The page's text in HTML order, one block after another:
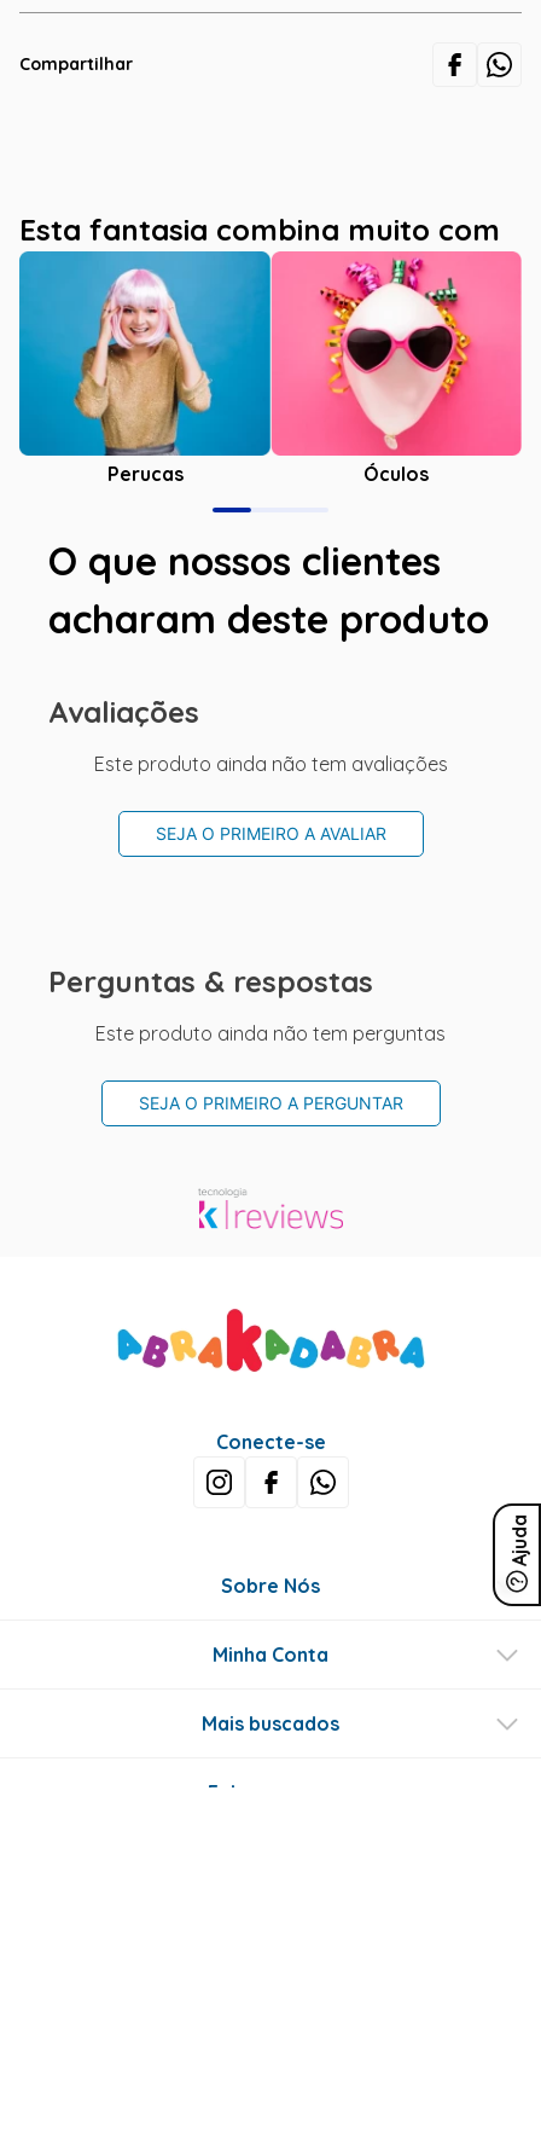
Compartilhar
Esta fantasia combina muito com
Perucas Óculos
O que nossos clientes
acharam deste produto
Avaliações
Este produto ainda não tem avaliações
SEJA O PRIMEIRO A AVALIAR
Perguntas & respostas
Este produto ainda não tem perguntas
SEJA O PRIMEIRO A PERGUNTAR
Ajuda
Conecte-se
Sobre Nós
Minha Conta
Mais buscados
Fale conosco